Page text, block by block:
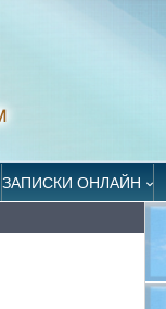
ЗАПИСКИ ОНЛАЙН